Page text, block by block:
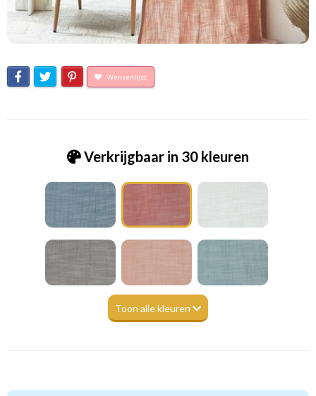
Wensenlijst
Verkrijgbaar in 30 kleuren
Toon alle kleuren
Pt_7239-211 Harmony blossom